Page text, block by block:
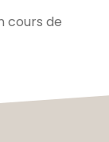
cours de